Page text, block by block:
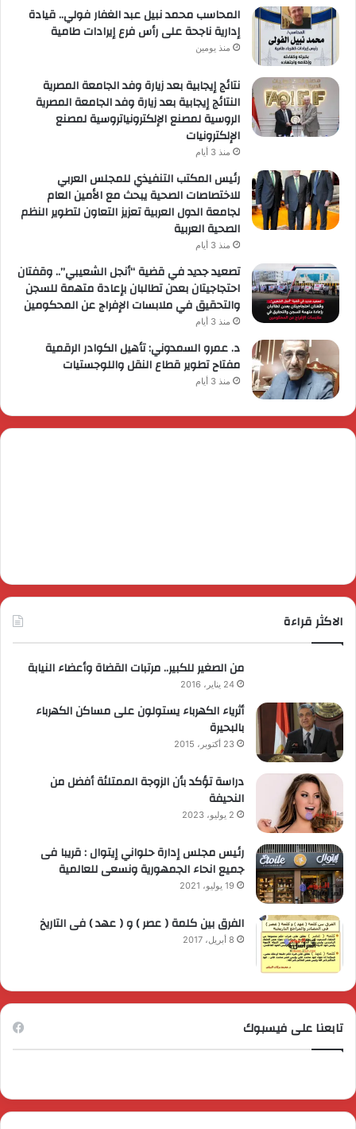
المحاسب محمد نبيل عبد الغفار فولي.. قيادة
إدارية ناجحة على رأس فرع إيرادات طامية
منذ يومين
نتائج إيجابية بعد زيارة وفد الجامعة المصرية
النتائج إيجابية بعد زيارة وفد الجامعة المصرية
الروسية لمصنع الإلكترونياتروسية لمصنع
الإلكترونيات
منذ 3 أيام
رئيس المكتب التنفيذي للمجلس العربي
للاختصاصات الصحية يبحث مع الأمين العام
لجامعة الدول العربية تعزيز التعاون لتطوير النظم
الصحية العربية
منذ 3 أيام
تصعيد جديد في قضية “أنجل الشعيبي”.. وقفتان
احتجاجيتان بعدن تطالبان بإعادة متهمة للسجن
والتحقيق في ملابسات الإفراج عن المحكومين
منذ 3 أيام
د. عمرو السمدوني: تأهيل الكوادر الرقمية
مفتاح تطوير قطاع النقل واللوجستيات
منذ 3 أيام
الاكثر قراءة
من الصغير للكبير.. مرتبات القضاة وأعضاء النيابة
24 يناير، 2016
أثرياء الكهرباء يستولون على مساكن الكهرباء
بالبحيرة
23 أكتوبر، 2015
دراسة تؤكد بأن الزوجة الممتلئة أفضل من
النحيفة
2 يوليو، 2023
رئيس مجلس إدارة حلواني إيتوال : قريبا فى
جميع انحاء الجمهورية ونسعى للعالمية
19 يوليو، 2021
الفرق بين كلمة ( عصر ) و ( عهد ) فى التاريخ
8 أبريل، 2017
تابعنا على فيسبوك